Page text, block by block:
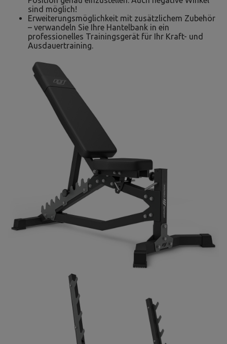
sind möglich!
Erweiterungsmöglichkeit mit zusätzlichem Zubehör
– verwandeln Sie Ihre Hantelbank in ein
professionelles Trainingsgerät für Ihr Kraft- und
Ausdauertraining.